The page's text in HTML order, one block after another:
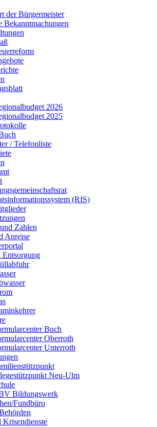
der Bürgermeister
Bekanntmachungen
2026
2025
/ Telefonliste
(RIS)
Zahlen
Anreise
Entsorgung
Buch
Oberroth
Unterroth
Neu-Ulm
Bildungswerk
Fundbüro
Krisendienste